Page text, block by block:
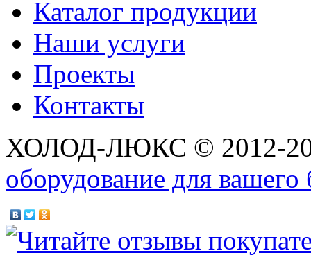
Каталог продукции
Наши услуги
Проекты
Контакты
ХОЛОД-ЛЮКС © 2012-
оборудование для вашего